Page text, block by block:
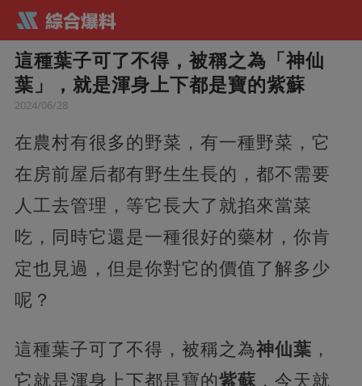
這種葉子可了不得，被稱之為「神仙
葉」，就是渾身上下都是寶的紫蘇
2024/06/28
在農村有很多的野菜，有一種野菜，它
在房前屋后都有野生生長的，都不需要
人工去管理，等它長大了就掐來當菜
吃，同時它還是一種很好的藥材，你肯
定也見過，但是你對它的價值了解多少
呢？
這種葉子可了不得，被稱之為神仙葉 ，
它就是渾身上下都是寶的紫蘇 ，今天就